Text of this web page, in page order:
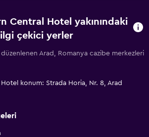
Central Hotel yakınındaki
ilgi çekici yerler
Arad, Romanya cazibe merkezleri
konum: Strada Horia, Nr. 8, Arad